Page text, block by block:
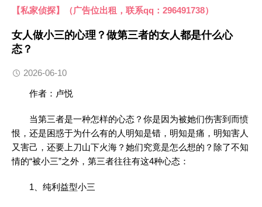
【私家侦探】（广告位出租，联系qq：296491738）
女人做小三的心理？做第三者的女人都是什么心
态？
2026-06-10
作者：卢悦
当第三者是一种怎样的心态？你是因为被她们伤害到而愤
恨，还是困惑于为什么有的人明知是错，明知是痛，明知害人
又害己，还要上刀山下火海？她们究竟是怎么想的？除了不知
情的“被小三”之外，第三者往往有这4种心态：
1、纯利益型小三